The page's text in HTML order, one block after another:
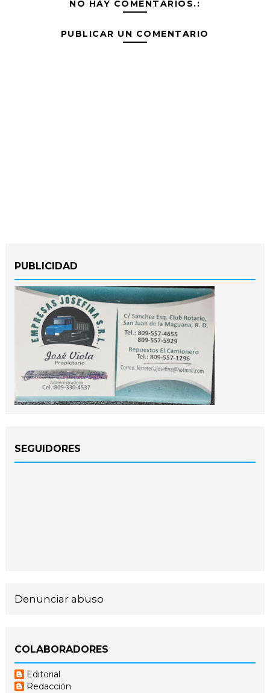
NO HAY COMENTARIOS.:
PUBLICAR UN COMENTARIO
PUBLICIDAD
SEGUIDORES
Denunciar abuso
COLABORADORES
Editorial
Redacción